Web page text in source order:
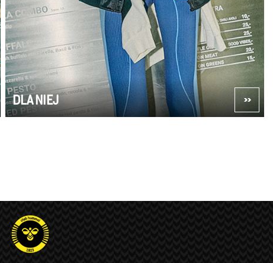
DLA NIEJ